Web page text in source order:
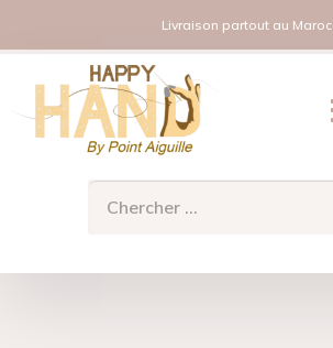
Livraison partout au Maroc